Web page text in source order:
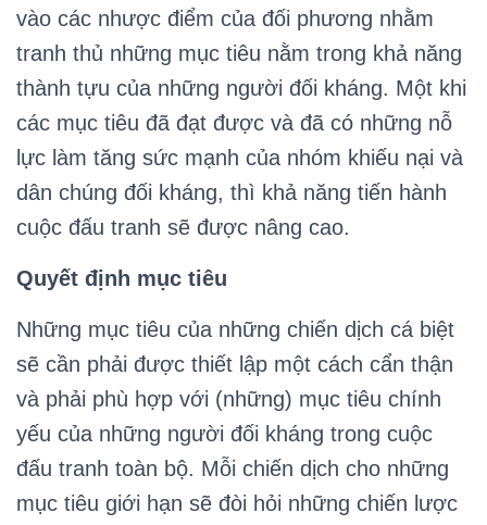
vào các nhược điểm của đối phương nhằm
tranh thủ những mục tiêu nằm trong khả năng
thành tựu của những người đối kháng. Một khi
các mục tiêu đã đạt được và đã có những nỗ
lực làm tăng sức mạnh của nhóm khiếu nại và
dân chúng đối kháng, thì khả năng tiến hành
cuộc đấu tranh sẽ được nâng cao.
Quyết định mục tiêu
Những mục tiêu của những chiến dịch cá biệt
sẽ cần phải được thiết lập một cách cẩn thận
và phải phù hợp với (những) mục tiêu chính
yếu của những người đối kháng trong cuộc
đấu tranh toàn bộ. Mỗi chiến dịch cho những
mục tiêu giới hạn sẽ đòi hỏi những chiến lược